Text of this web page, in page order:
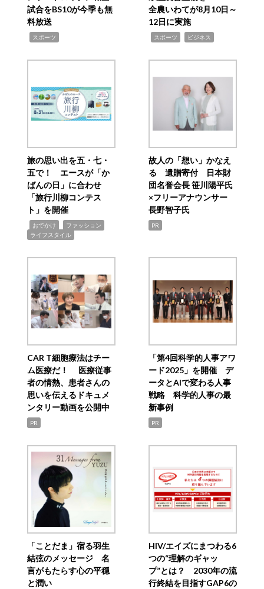
試合をBS10が今季も無
料放送
スポーツ
全農いわてが8月10日～
12日に実施
スポーツ ビジネス
旅の思い出を五・七・
五で！ エースが「か
ばんの日」に合わせ
「旅行川柳コンテス
ト」を開催
おでかけ ファッション
ライフスタイル
故人の「想い」かなえ
る 遺贈寄付 日本財
団名誉会長 笹川陽平氏
×フリーアナウンサー
長野智子氏
PR
CAR T細胞療法はチー
ム医療だ！ 医療従事
者の情熱、患者さんの
思いを伝えるドキュメ
ンタリー動画を公開中
PR
「第4回科学的人事アワ
ード2025」を開催 デ
ータとAIで変わる人事
戦略 科学的人事の最
新事例
PR
「ことだま」宿る羽生
結弦のメッセージ 名
言がもたらす心の平穏
と潤い
HIV/エイズにまつわる6
つの“理解のギャッ
プ”とは？ 2030年の流
行終結を目指すGAP6の